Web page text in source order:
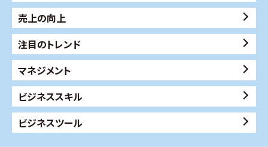
売上の向上
注目のトレンド
マネジメント
ビジネススキル
ビジネスツール